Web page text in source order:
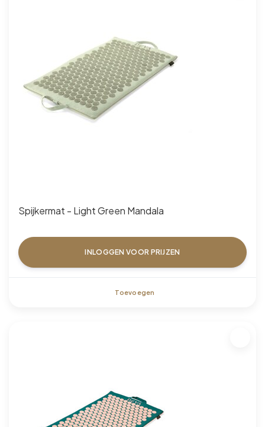
Spijkermat - Light Green Mandala
INLOGGEN VOOR PRIJZEN
Toevoegen